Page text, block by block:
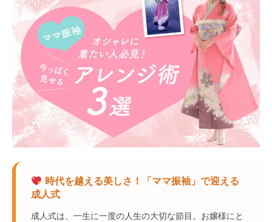
時代を越える美しさ！「ママ振袖」で迎える
成人式
成人式は、一生に一度の人生の大切な節目。お嬢様にと